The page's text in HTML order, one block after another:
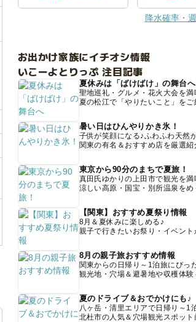
降水確率・
お出かけ家族にイチオシ情報
いこーよとりっぷ 注目記事
夏休みは「ばけばけ」の舞台へ
聖地巡礼・グルメ・花火大会を満
夏の松江で「やりたいこと」をご
暑い日はひんやりかき氷！
子供が笑顔になる♪ふわふわ天然
関東の有名＆おすすめ店を厳選紹
東京から90分のまちで夏旅！
真田氏ゆかりの上田市で観光を満
涼しい高原・国宝・別所温泉をめ
【関東】おすすめ夏祭り情報
8月＆夏休みに楽しめる♪
親子で行きたいお祭り・イベント
8月の親子旅おすすめ情報
関東からの日帰り～1泊旅にぴっ
観光地・穴場＆避暑地や収穫体験
夏のドライブ＆おでかけにも♪
八ヶ岳・清里エリアで日帰り～1
北杜市の人気＆穴場観光スポット